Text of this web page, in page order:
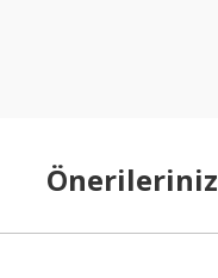
Önerileriniz